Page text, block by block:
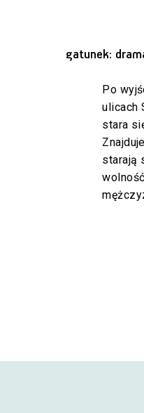
gatunek:
Po
ulicach
stara
starają